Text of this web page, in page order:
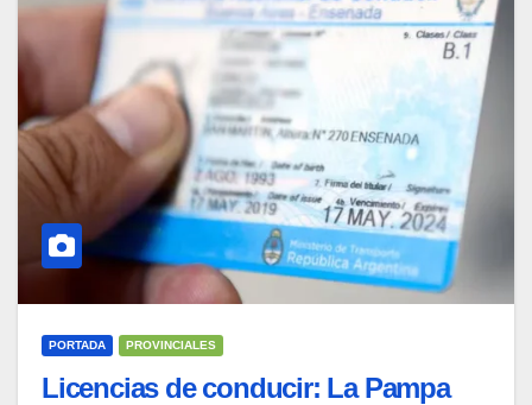
PORTADA PROVINCIALES
Licencias de conducir: La Pampa